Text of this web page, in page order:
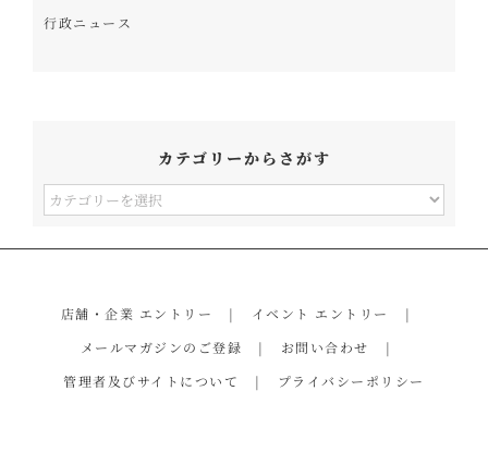
行政ニュース
カテゴリーからさがす
カ
店舗・企業 エントリー
イベント エントリー
メールマガジンのご登録
お問い合わせ
管理者及びサイトについて
プライバシーポリシー